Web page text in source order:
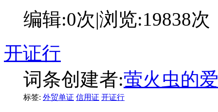
编辑:0次|浏览:19838次
开证行
词条创建者:萤火虫的
标签: 外贸单证 信用证 开证行